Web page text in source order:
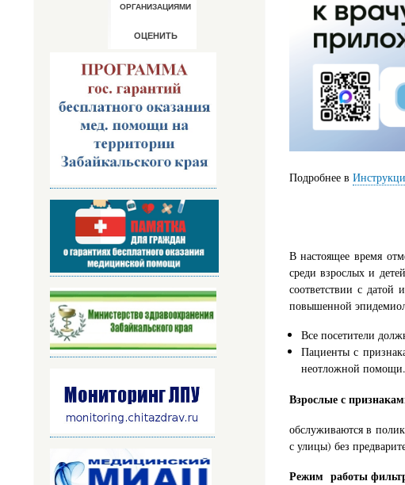
Подробнее в
В настоящее время
среди взрослых и
соответствии с
повышенной
Все посетители
Пациенты с
неотложной помощи.
Взрослые с
обслуживаются в
с улицы) без
Режим работы